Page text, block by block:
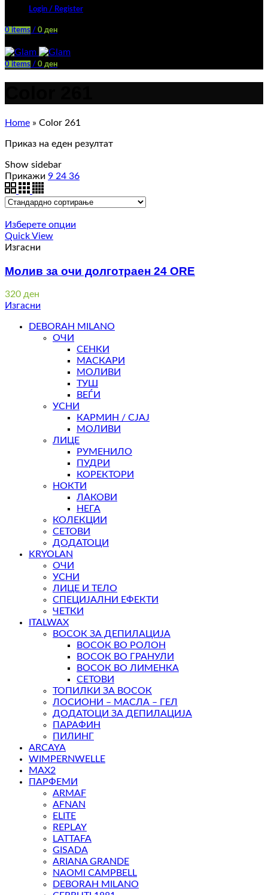
Login / Register
0 items / 0 ден
0 items / 0 ден
Home » Color 261
Приказ на еден резултат
Show sidebar
Прикажи 9 24 36
Изберете опции
Quick View
Изгасни
Молив за очи долготраен 24 ORE
320 ден
Изгасни
DEBORAH MILANO
ОЧИ
СЕНКИ
МАСКАРИ
МОЛИВИ
ТУШ
ВЕЃИ
УСНИ
КАРМИН / СЈАЈ
МОЛИВИ
ЛИЦЕ
РУМЕНИЛО
ПУДРИ
КОРЕКТОРИ
НОКТИ
ЛАКОВИ
НЕГА
КОЛЕКЦИИ
СЕТОВИ
ДОДАТОЦИ
KRYOLAN
ОЧИ
УСНИ
ЛИЦЕ И ТЕЛО
СПЕЦИЈАЛНИ ЕФЕКТИ
ЧЕТКИ
ITALWAX
ВОСОК ЗА ДЕПИЛАЦИЈА
ВОСОК ВО РОЛОН
ВОСОК ВО ГРАНУЛИ
ВОСОК ВО ЛИМЕНКА
СЕТОВИ
ТОПИЛКИ ЗА ВОСОК
ЛОСИОНИ – МАСЛА – ГЕЛ
ДОДАТОЦИ ЗА ДЕПИЛАЦИЈА
ПАРАФИН
ПИЛИНГ
ARCAYA
WIMPERNWELLE
MAX2
ПАРФЕМИ
ARMAF
AFNAN
ELITE
REPLAY
LATTAFA
GISADA
ARIANA GRANDE
NAOMI CAMPBELL
DEBORAH MILANO